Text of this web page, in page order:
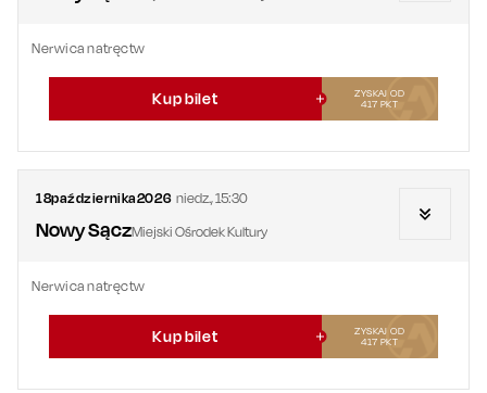
Nerwica natręctw
Kup bilet
ZYSKAJ OD
417 PKT
18października2026 niedz.,15:30
Nowy SączMiejski Ośrodek Kultury
Nerwica natręctw
Kup bilet
ZYSKAJ OD
417 PKT